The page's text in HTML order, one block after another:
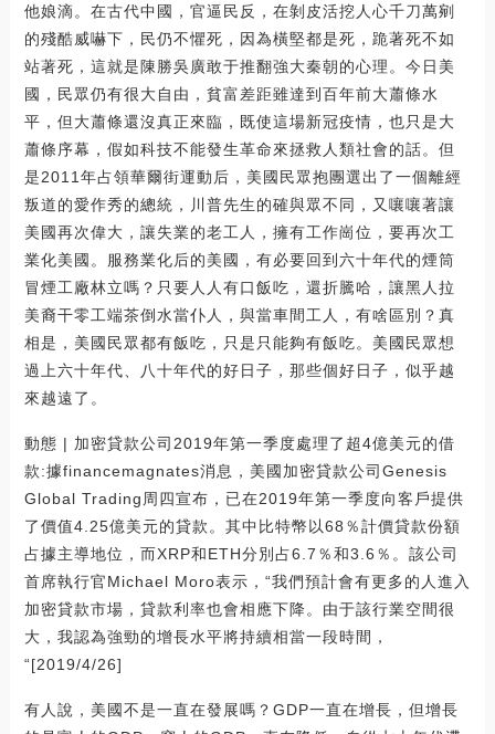
他娘滴。在古代中國，官逼民反，在剝皮活挖人心千刀萬剜
的殘酷威嚇下，民仍不懼死，因為橫堅都是死，跪著死不如
站著死，這就是陳勝吳廣敢于推翻強大秦朝的心理。今日美
國，民眾仍有很大自由，貧富差距雖達到百年前大蕭條水
平，但大蕭條還沒真正來臨，既使這場新冠疫情，也只是大
蕭條序幕，假如科技不能發生革命來拯救人類社會的話。但
是2011年占領華爾街運動后，美國民眾抱團選出了一個離經
叛道的愛作秀的總統，川普先生的確與眾不同，又嚷嚷著讓
美國再次偉大，讓失業的老工人，擁有工作崗位，要再次工
業化美國。服務業化后的美國，有必要回到六十年代的煙筒
冒煙工廠林立嗎？只要人人有口飯吃，還折騰哈，讓黑人拉
美裔干零工端茶倒水當仆人，與當車間工人，有啥區別？真
相是，美國民眾都有飯吃，只是只能夠有飯吃。美國民眾想
過上六十年代、八十年代的好日子，那些個好日子，似乎越
來越遠了。
動態 | 加密貸款公司2019年第一季度處理了超4億美元的借
款:據financemagnates消息，美國加密貸款公司Genesis
Global Trading周四宣布，已在2019年第一季度向客戶提供
了價值4.25億美元的貸款。其中比特幣以68％計價貸款份額
占據主導地位，而XRP和ETH分別占6.7％和3.6％。該公司
首席執行官Michael Moro表示，“我們預計會有更多的人進入
加密貸款市場，貸款利率也會相應下降。由于該行業空間很
大，我認為強勁的增長水平將持續相當一段時間，
“[2019/4/26]
有人說，美國不是一直在發展嗎？GDP一直在增長，但增長